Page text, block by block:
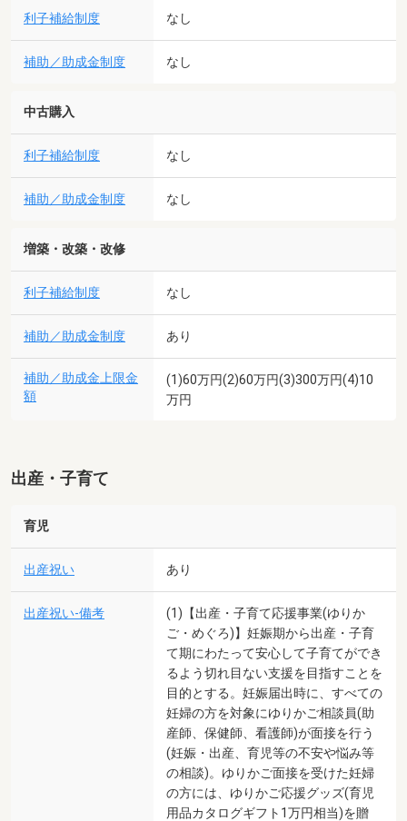
利子補給制度 なし
補助／助成金制度 なし
中古購入
利子補給制度 なし
補助／助成金制度 なし
増築・改築・改修
利子補給制度 なし
補助／助成金制度 あり
補助／助成金上限金
額
(1)60万円(2)60万円(3)300万円(4)10
万円
出産・子育て
育児
出産祝い あり
出産祝い-備考
(1)【出産・子育て応援事業(ゆりか
ご・めぐろ)】妊娠期から出産・子育
て期にわたって安心して子育てができ
るよう切れ目ない支援を目指すことを
目的とする。妊娠届出時に、すべての
妊婦の方を対象にゆりかご相談員(助
産師、保健師、看護師)が面接を行う
(妊娠・出産、育児等の不安や悩み等
の相談)。ゆりかご面接を受けた妊婦
の方には、ゆりかご応援グッズ(育児
用品カタログギフト1万円相当)を贈